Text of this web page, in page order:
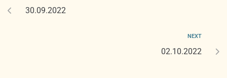
30.09.2022
NEXT
02.10.2022